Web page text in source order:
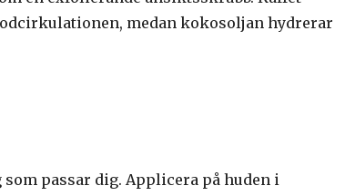
medan kokosoljan hydrerar
passar dig. Applicera på huden i